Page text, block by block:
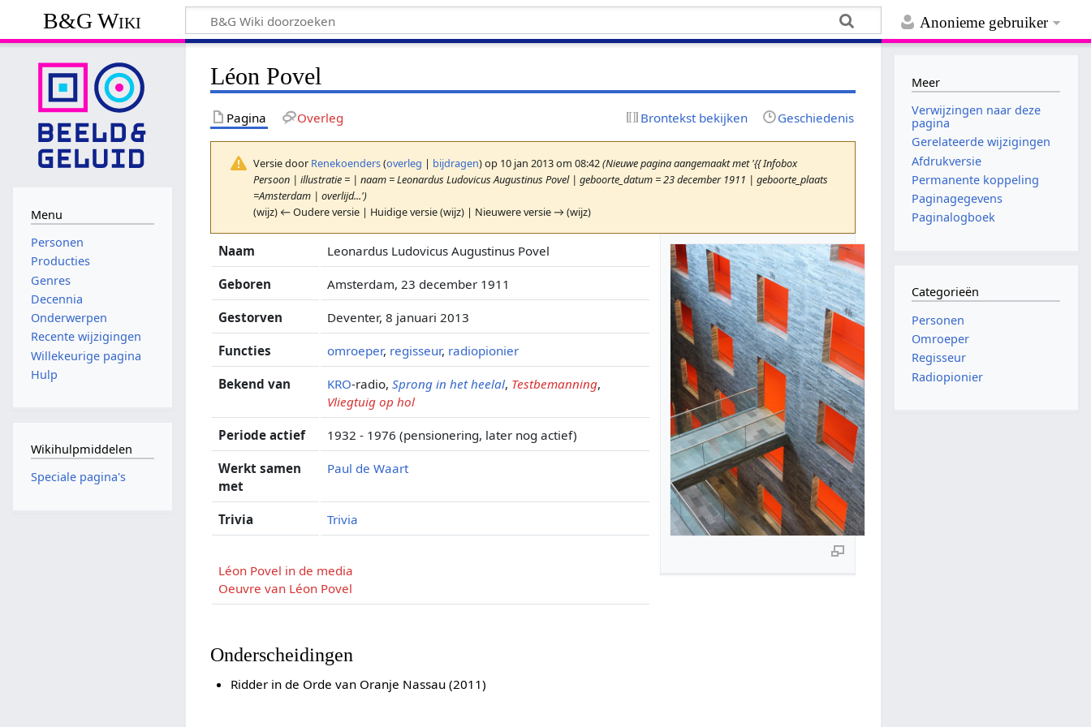
Anonieme gebruiker
B&G Wiki
Léon Povel
Pagina Overleg Brontekst bekijken Geschiedenis
Versie door Renekoenders(overleg | bijdragen)op 10 jan 2013 om 08:42(Nieuwe pagina aangemaakt met '{{ Infobox
Persoon | illustratie = | naam = Leonardus Ludovicus Augustinus Povel | geboorte_datum = 23 december 1911 | geboorte_plaats
=Amsterdam | overlijd...')
(wijz) ← Oudere versie | Huidige versie (wijz) | Nieuwere versie → (wijz)
Naam Leonardus Ludovicus Augustinus Povel
Geboren Amsterdam, 23 december 1911
Gestorven Deventer, 8 januari 2013
Functies omroeper, regisseur, radiopionier
Bekend van KRO-radio,Sprong in het heelal, Testbemanning,
Vliegtuig op hol
Periode actief 1932 - 1976 (pensionering, later nog actief)
Werkt samen
met
Paul de Waart
Trivia Trivia
Léon Povel in de media
Oeuvre van Léon Povel
Onderscheidingen
Ridder in de Orde van Oranje Nassau (2011)
Menu
Personen
Producties
Genres
Decennia
Onderwerpen
Recente wijzigingen
Willekeurige pagina
Hulp
Wikihulpmiddelen
Speciale pagina's
Meer
Verwijzingen naar deze
pagina
Gerelateerde wijzigingen
Afdrukversie
Permanente koppeling
Paginagegevens
Paginalogboek
Categorieën
Personen
Omroeper
Regisseur
Radiopionier